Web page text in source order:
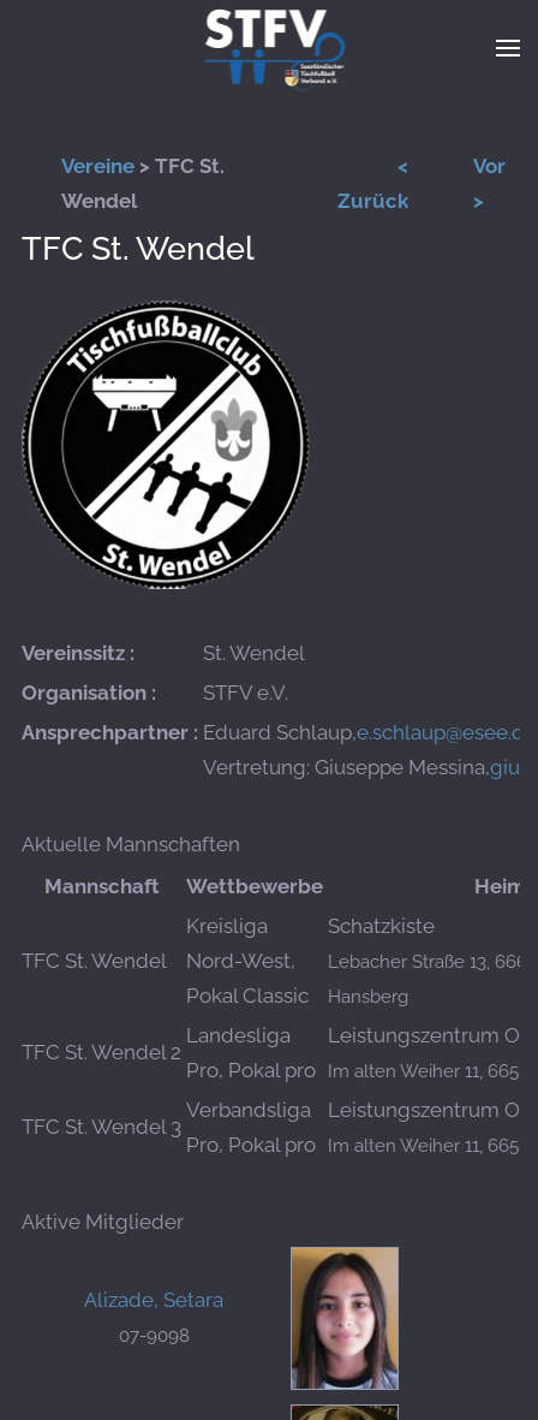
Zum Hauptinhalt springen
Vereine > TFC St.
Wendel
<
Zurück
Vor
>
TFC St. Wendel
Vereinssitz :
St. Wendel
Organisation :
STFV e.V.
Ansprechpartner : Eduard Schlaup,
Vertretung: Giuseppe Messina,
Aktuelle Mannschaften
Mannschaft
Wettbewerbe
TFC St. Wendel
Kreisliga
Nord-West,
Pokal Classic
Schatzkiste
Lebacher Straße 13,
Hansberg
TFC St. Wendel 2
Landesliga
Pro, Pokal pro
Leistungszentrum
Im alten Weiher 11,
TFC St. Wendel 3
Verbandsliga
Pro, Pokal pro
Leistungszentrum
Im alten Weiher 11,
Aktive Mitglieder
Alizade, Setara
07-9098